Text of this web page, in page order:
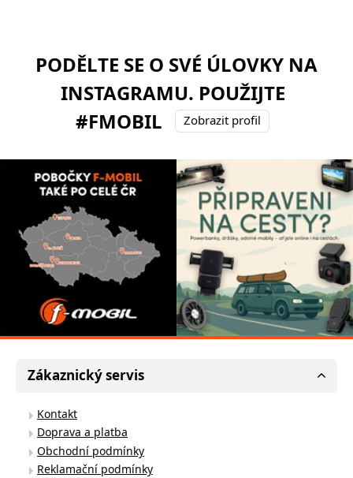
PODĚLTE SE O SVÉ ÚLOVKY NA
INSTAGRAMU. POUŽIJTE
#FMOBIL
Zobrazit profil
Zákaznický servis
Kontakt
Doprava a platba
Obchodní podmínky
Reklamační podmínky